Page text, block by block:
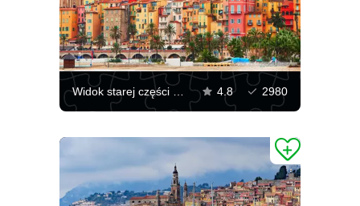
Widok starej części Mentonu 4.8 2980